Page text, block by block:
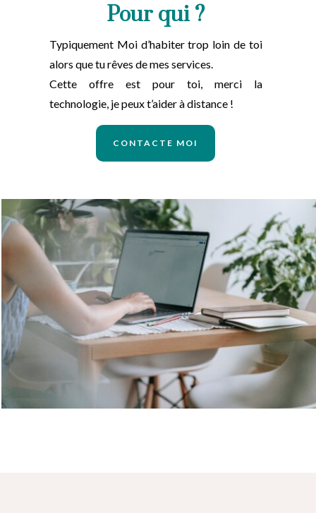
Pour qui ?
Typiquement Moi d’habiter trop loin de toi
alors que tu rêves de mes services.
Cette offre est pour toi, merci la
technologie, je peux t’aider à distance !
CONTACTE MOI